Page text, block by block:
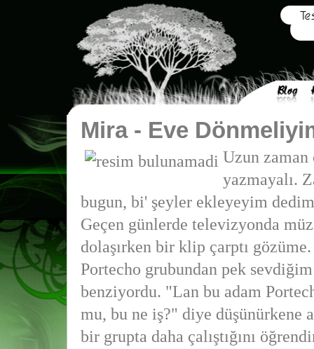
Mira - Eve
Uzun zaman
yazmayalı.
bugun, bi' şeyler ekleyeyim
Geçen günlerde televizyonda
dolaşırken bir klip çarptı
Portecho grubundan pek
benziyordu. "Lan bu adam
mu, bu ne iş?" diye düşünürkene
bir grupta daha çalıştığını